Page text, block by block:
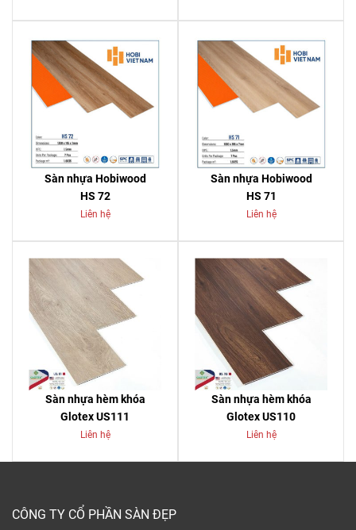
Sàn nhựa Hobiwood
HS 72
Liên hệ
Sàn nhựa Hobiwood
HS 71
Liên hệ
Sàn nhựa hèm khóa
Glotex US111
Liên hệ
Sàn nhựa hèm khóa
Glotex US110
Liên hệ
CÔNG TY CỔ PHẦN SÀN ĐẸP